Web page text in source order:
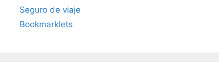
Seguro de viaje
Bookmarklets